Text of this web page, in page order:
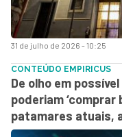
31 de julho de 2026 - 10:25
CONTEÚDO EMPIRICUS
De olho em
poderiam ‘comprar
patamares atuais,